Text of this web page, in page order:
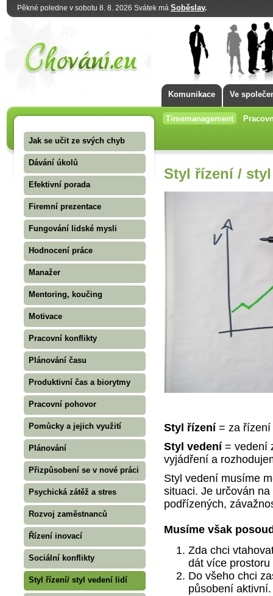
Pěkné poledne v sobotu 8. 8. 2026 Svátek má Soběslav.
Komunikace Ve
Timemanagement
Jak se učit ze svých chyb
Dávání úkolů
Efektivní porada
Firemní prezentace
Fungování lidské mysli
Hodnocení práce
Manažer
Mentoring, koučing
Motivace
Pracovní konflikty
Plánování času
Produktivní čas a biorytmy
Pracovní pohovor
Pomůcky a jejich využití
Plánování
Přizpůsobení se v nové práci
Psychická zátěž a stres
Rozvoj zaměstnanců
Řízení inovací
Sociální konflikty
Styl řízení/ styl vedení lidí
Styl řízení /
Styl řízení= za řízení
Styl vedení= vedení
vyjádření a
Styl vedení musíme
situaci. Je určován
podřízených,
Musíme však
Zda chci
dát více
Do všeho chci
působení aktivní.